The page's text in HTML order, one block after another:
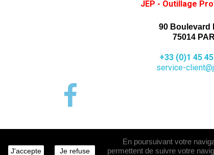
JEP - Outillage
90 Boulevard
75014
+33 (0)1 45
service-
J'accepte Je refuse
En poursuivant votre
permettent de suivre votre